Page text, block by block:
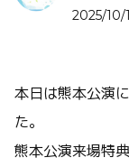
2025/10/
本日は熊本公演
た。
熊本公演来場特